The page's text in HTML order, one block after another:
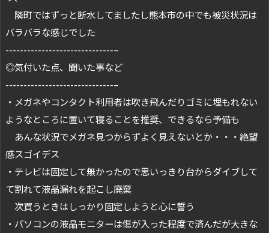
隣町ではずっと断水してましたし熊本市の中でも被災状況は
バラバラな感じでした
------------------------------–
◎気付いた点、聞いた事など
------------------------------–
・メガネやコンタクト利用者は吹き飛んだりゴミに埋もれない
ようなところに置いて寝ることを推奨、できるなら予備も
あんな状況でメガネ見つからずよく見えないとか・・・絶望
感スゴイデス
・テレビは固定して無かったので思いっきり台からダイブして
て割れて液晶漏れを起こし廃棄
次買うときはしっかり固定しようと心に誓う
・パソコンの液晶モニターは傷が入った程度で済んだが大きな